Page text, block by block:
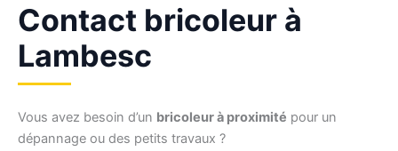
Contact bricoleur à
Lambesc
Vous avez besoin d’un bricoleur à proximité pour un
dépannage ou des petits travaux ?